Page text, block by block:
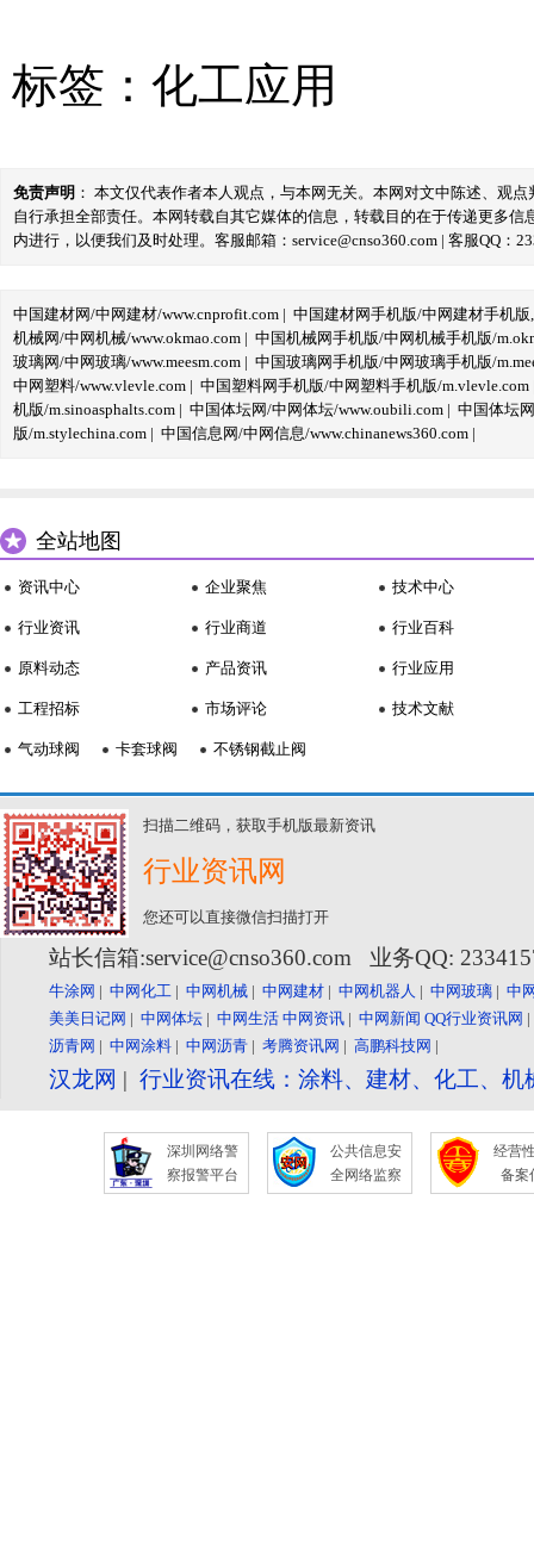
标签： 化工应用
免责声明 ： 本文仅代表作者本人观点，与本网无关。本网对文中陈述、观
自行承担全部责任。本网转载自其它媒体的信息，转载目的在于传递更多
内进行，以便我们及时处理。客服邮箱：service@cnso360.com | 客服QQ：
中国建材网/中网建材/www.cnprofit.com | 中国建材网手机版/中网建材手机版
机械网/中网机械/www.okmao.com | 中国机械网手机版/中网机械手机版/
玻璃网/中网玻璃/www.meesm.com | 中国玻璃网手机版/中网玻璃手机版/
中网塑料/www.vlevle.com | 中国塑料网手机版/中网塑料手机版/m.vlevle.com
机版/m.sinoasphalts.com | 中国体坛网/中网体坛/www.oubili.com | 中国体坛
版/m.stylechina.com | 中国信息网/中网信息/www.chinanews360.com |
全站地图
资讯中心
行业资讯
原料动态
工程招标
企业聚焦
行业商道
产品资讯
市场评论
技术中心
行业百科
行业应用
技术文献
气动球阀 卡套球阀 不锈钢截止阀
扫描二维码，获取手机版最新资讯
行业资讯网
您还可以直接微信扫描打开
站长信箱:service@cnso360.com 业务QQ:
牛涂网 | 中网化工 | 中网机械 | 中网建材 | 中网机器人 | 中网玻璃 | 中
美美日记网 | 中网体坛 | 中网生活 中网资讯 | 中网新闻 QQ行业资讯网
沥青网 | 中网涂料 | 中网沥青 | 考腾资讯网 | 高鹏科技网 |
汉龙网 | 行业资讯在线：涂料、建材、化工、
深圳网络警
察报警平台
公共信息安
全网络监察
经营
备案